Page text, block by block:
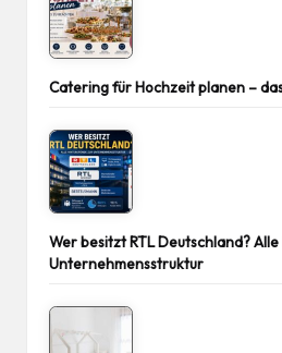
Catering für Hochzeit planen –
Wer besitzt RTL Deutschland?
Unternehmensstruktur